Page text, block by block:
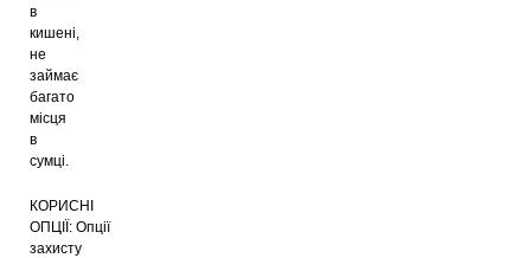
в
кишені,
не
займає
багато
місця
в
сумці.
КОРИСНІ
ОПЦІЇ: Опції
захисту